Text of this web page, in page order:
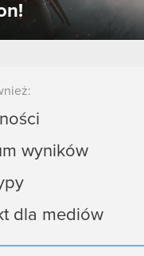
wyników
dla mediów